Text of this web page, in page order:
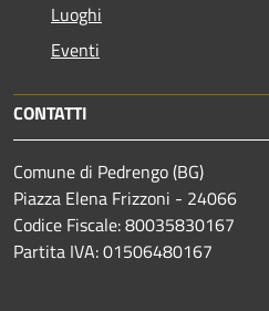
Luoghi
Eventi
CONTATTI
Comune di Pedrengo (BG)
Piazza Elena Frizzoni - 24066
Codice Fiscale: 80035830167
Partita IVA: 01506480167